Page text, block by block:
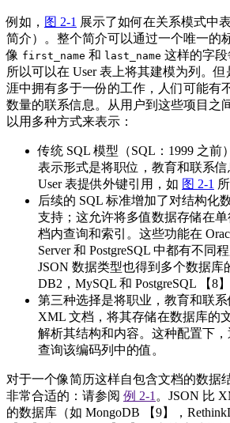
例如， 图 2-1 展示了如何在关系模式中
简介）。整个简介可以通过一个唯一的
像 first_name 和 last_name 这样的字段
所以可以在 User 表上将其建模为列。
涯中拥有多于一份的工作，人们可能有
数量的联系信息。从用户到这些项目之
以用多种方式来表示：
传统 SQL 模型（SQL：1999 之前
表示形式是将职位，教育和联系
User 表提供外键引用，如 图 2-1
后续的 SQL 标准增加了对结构化
支持；这允许将多值数据存储在
档内查询和索引。这些功能在
Server 和 PostgreSQL 中都有不同
JSON 数据类型也得到多个数据库
DB2，MySQL 和 PostgreSQL 【8】
第三种选择是将职业，教育和联
XML 文档，将其存储在数据库的
解析其结构和内容。这种配置下
查询该编码列中的值。
对于一个像简历这样自包含文档的数据
非常合适的：请参阅 例 2-1 。JSON 比
的数据库（如 MongoDB 【9】，